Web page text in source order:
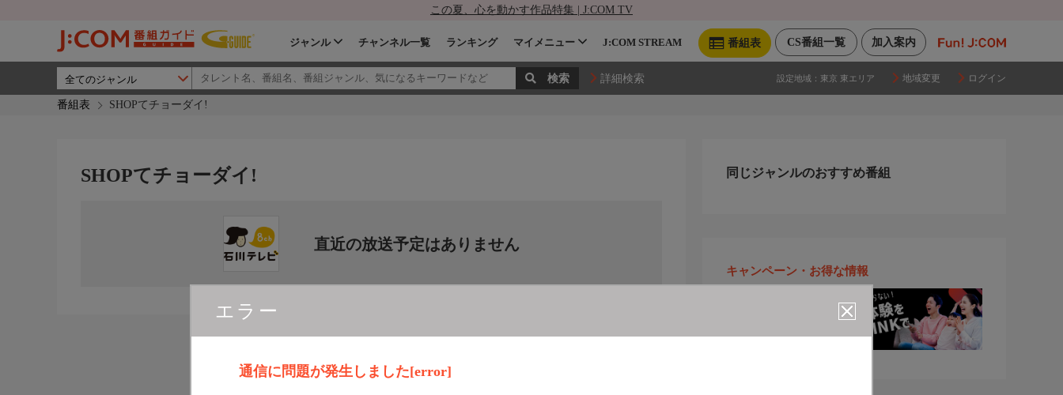
この夏、心を動かす作品特集 | J:COM TV
加入案内
CS番組一覧
番組表
ジャンル チャンネル一覧 ランキング マイメニュー J:COM STREAM
詳細検索 設定地域： 東京 東エリア 地域変更 ログイン
番組表 SHOPてチョーダイ!
エラー
通信に問題が発生しました[error]
SHOPてチョーダイ!
直近の放送予定はありません
同じジャンルのおすすめ番組
キャンペーン・お得な情報